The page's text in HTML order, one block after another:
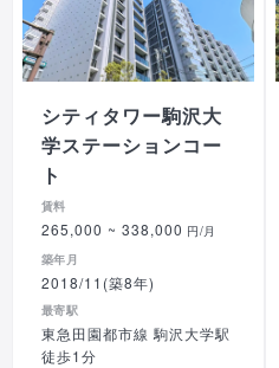
シティタワー駒沢大
学ステーションコー
ト
賃料
265,000 ~ 338,000 円/月
築年月
2018/11(築8年)
最寄駅
東急田園都市線 駒沢大学駅
徒歩1分